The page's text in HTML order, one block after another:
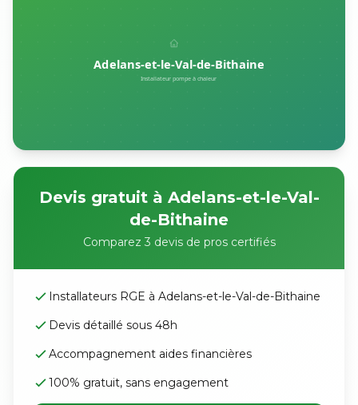
Devis gratuit à Adelans-et-le-Val-
de-Bithaine
Comparez 3 devis de pros certifiés
Installateurs RGE à Adelans-et-le-Val-de-Bithaine
Devis détaillé sous 48h
Accompagnement aides financières
100% gratuit, sans engagement